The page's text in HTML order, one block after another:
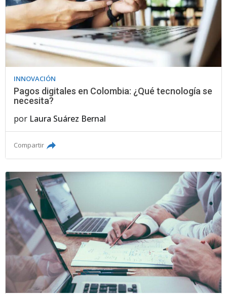
INNOVACIÓN
Pagos digitales en Colombia: ¿Qué tecnología se
necesita?
por Laura Suárez Bernal
Compartir